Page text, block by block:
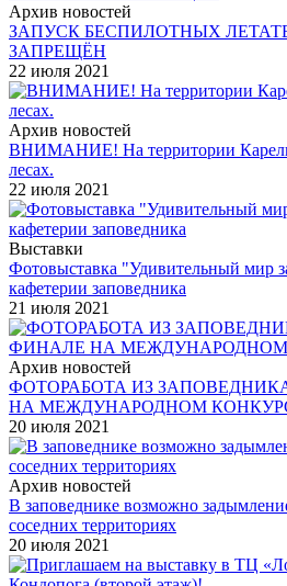
Архив новостей
ЗАПУСК БЕСПИЛОТНЫХ
ЗАПРЕЩЁН
22 июля 2021
Архив новостей
ВНИМАНИЕ! На территории
лесах.
22 июля 2021
Выставки
Фотовыставка "Удивительный мир
кафетерии заповедника
21 июля 2021
Архив новостей
ФОТОРАБОТА ИЗ
НА МЕЖДУНАРОДНОМ
20 июля 2021
Архив новостей
В заповеднике возможно
соседних территориях
20 июля 2021